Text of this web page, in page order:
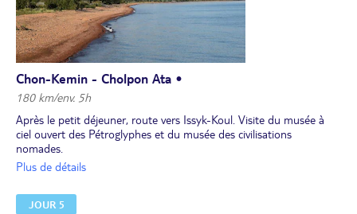
Chon-Kemin - Cholpon Ata •
180 km/env. 5h
Après le petit déjeuner, route vers Issyk-Koul. Visite du musée à
ciel ouvert des Pétroglyphes et du musée des civilisations
nomades.
Déjeuner à Cholpon Ata.
Temps libre jusqu'au dîner.
Dîner et nuit à la pension.
Plus de détails
JOUR 5